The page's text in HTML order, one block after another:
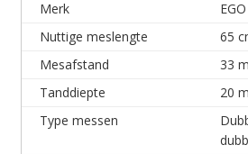
Merk
EGO
Nuttige meslengte
65
Mesafstand
33
Tanddiepte
20
Type messen